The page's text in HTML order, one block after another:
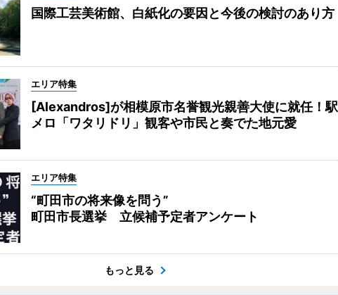
国際工芸美術館、白紙化の要因と今後の検討のあり方
エリア特集
[Alexandros]が相模原市名誉観光親善大使に就任！駅
メロ「ワタリドリ」観客や市民と奏でた地元愛
エリア特集
“町田市の将来像を問う”
町田市長選挙 立候補予定者アンケート
もっと見る